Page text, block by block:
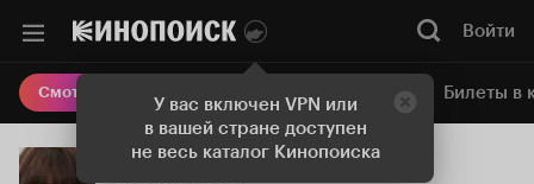
У вас включен VPN или
в вашей стране доступен
не весь каталог Кинопоиска
Войти
Смотреть кино Онлайн-кинотеатр Билеты в